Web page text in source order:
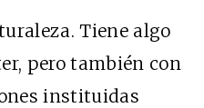
Tiene algo
pero también con
instituidas